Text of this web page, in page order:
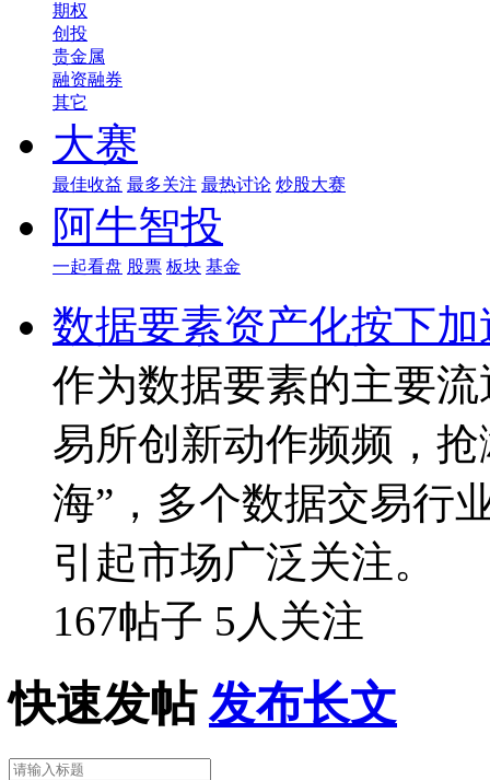
期权
创投
贵金属
融资融券
其它
大赛
最佳收益 最多关注 最热讨论 炒股大赛
阿牛智投
一起看盘 股票 板块 基金
数据要素资产化按下加
作为数据要素的主要
易所创新动作频频，
海”，多个数据交易行
引起市场广泛关注。
167帖子 5人关注
快速发帖 发布长文